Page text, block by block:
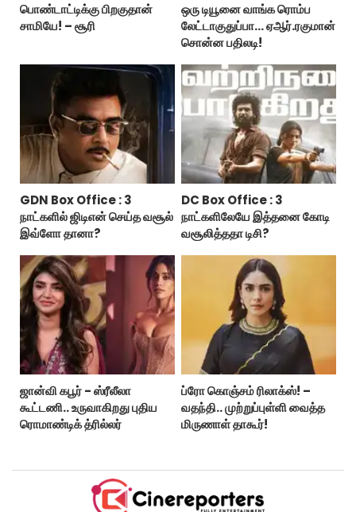
பொண்டாட்டிக்கு பிறகுதான்
சாமியே! – சூரி
ஒரு டியூனை வாங்க ரொம்ப
லேட்டாகுதுப்பா... ஏஆர்.ரகுமான்
சொன்ன பதிலடி!
GDN Box Office : 3
நாட்களில் ஜிடிஎன் செய்த வசூல்
இவ்ளோ தானா?
DC Box Office : 3
நாட்களிலேயே இத்தனை கோடி
வசூலித்ததா டிசி?
ஜான்வி கபூர் - ஸ்ரீலீலா
கூட்டணி.. உருவாகிறது புதிய
ரொமாண்டிக் த்ரில்லர்
ப்ரோ கொஞ்சம் ரிலாக்ஸ்! –
வதந்தி.. முற்றுப்புள்ளி வைத்த
மிருணாள் தாகூர்!